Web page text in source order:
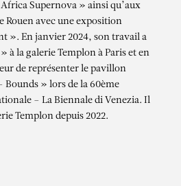
Supernova » ainsi qu’aux
Rouen avec une exposition
». En janvier 2024, son travail a
à la galerie Templon à Paris et en
de représenter le pavillon
Bounds » lors de la 60ème
– La Biennale di Venezia. Il
Templon depuis 2022.